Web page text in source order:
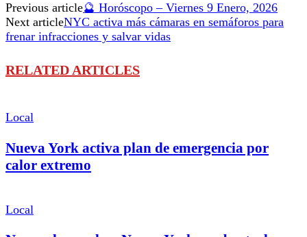
Previous article🔮 Horóscopo – Viernes 9 Enero, 2026
Next articleNYC activa más cámaras en semáforos para
frenar infracciones y salvar vidas
RELATED ARTICLES
Local
Nueva York activa plan de emergencia por
calor extremo
Local